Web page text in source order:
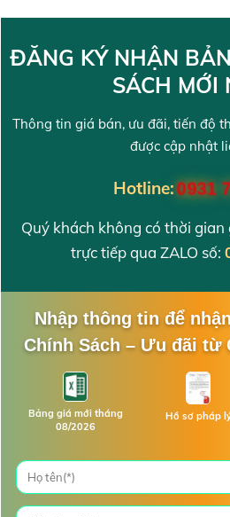
ĐĂNG KÝ NHẬN
SÁCH MỚI
Thông tin giá bán, ưu đãi, tiến độ
được cập nhật
Hotline:0931
Quý khách không có thời gian
trực tiếp qua ZALO số:
Nhập thông tin để
Chính Sách – Ưu đãi từ
Bảng giá mới tháng
08/2026
Hồ sơ pháp